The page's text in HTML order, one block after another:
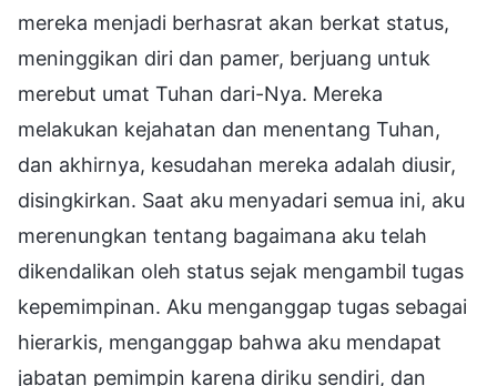
mereka menjadi berhasrat akan berkat status,
meninggikan diri dan pamer, berjuang untuk
merebut umat Tuhan dari-Nya. Mereka
melakukan kejahatan dan menentang Tuhan,
dan akhirnya, kesudahan mereka adalah diusir,
disingkirkan. Saat aku menyadari semua ini, aku
merenungkan tentang bagaimana aku telah
dikendalikan oleh status sejak mengambil tugas
kepemimpinan. Aku menganggap tugas sebagai
hierarkis, menganggap bahwa aku mendapat
jabatan pemimpin karena diriku sendiri, dan